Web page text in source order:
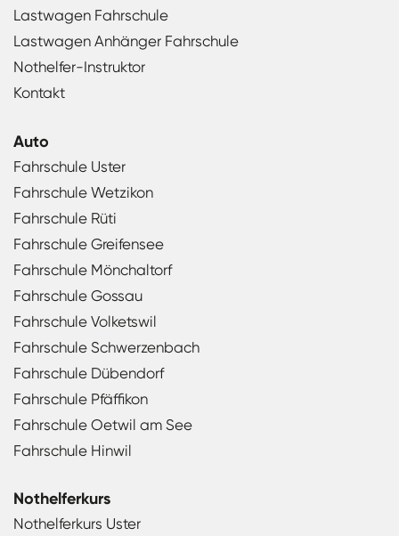
Lastwagen Fahrschule
Lastwagen Anhänger Fahrschule
Nothelfer-Instruktor
Kontakt
Auto
Fahrschule Uster
Fahrschule Wetzikon
Fahrschule Rüti
Fahrschule Greifensee
Fahrschule Mönchaltorf
Fahrschule Gossau
Fahrschule Volketswil
Fahrschule Schwerzenbach
Fahrschule Dübendorf
Fahrschule Pfäffikon
Fahrschule Oetwil am See
Fahrschule Hinwil
Nothelferkurs
Nothelferkurs Uster